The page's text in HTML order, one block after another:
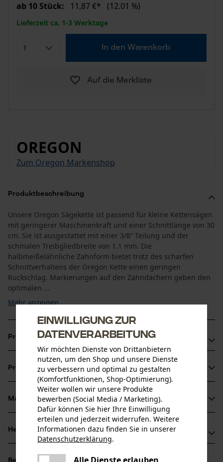
ab 10 Stück: 11,87 €* (12.01 %)
Lieferzeit ca. 1-3 Werktage
In den Warenkorb
Auf die Merkliste
OREGON
Zum Oregon Markenshop
Produktbeschreibung
Unsere Oregon Sägekette ist passend für kleine Kettensägen
mit geringerer Maschinenkraft und einer Schnittlänge von 30
cm. Sie ist ausgestattet mit einer 3/8” Teilung und der
schmalen Treibgliedbreite von 1.1 mm. Die
halbmeißelähnliche Zahnform bietet trotz des scharfen
Schnittverhaltens der Oregon Kette einen geringen
Rückschlag. Markierungen auf den Zahndächern geben den
optimalen ...
Mehr anzeigen
Produktvorteile
Vibrationsarme und rückschlagreduzierte Kette
Markierung des Schärfwinkels auf den Zahndächern für
korrektes Schärfen
Schmaler Schnitt mit scharfem Schnittverhalten
Produktinformationen
Produktdetails
Aktivitätstyp
Material & Pflege
Material
Hauptmaterial
Herstellerinformationen
Bewertungen
Einwilligung zur
Datenverarbeitung
Wir möchten Dienste von Drittanbietern
nutzen, um den Shop und unsere Dienste
zu verbessern und optimal zu gestalten
(Komfortfunktionen, Shop-Optimierung).
Weiter wollen wir unsere Produkte
bewerben (Social Media / Marketing).
Dafür können Sie hier Ihre Einwilligung
erteilen und jederzeit widerrufen. Weitere
Informationen dazu finden Sie in unserer
Datenschutzerklärung.
Es ist ein Fehler aufgetreten. Bitte